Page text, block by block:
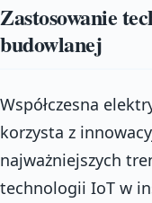
Zastosowanie
budowlanej
Współczesna
korzysta z
najważniejszych
technologii IoT w